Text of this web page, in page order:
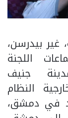
بيدرسن،
اللجنة
جنيف
النظام
في دمشق،